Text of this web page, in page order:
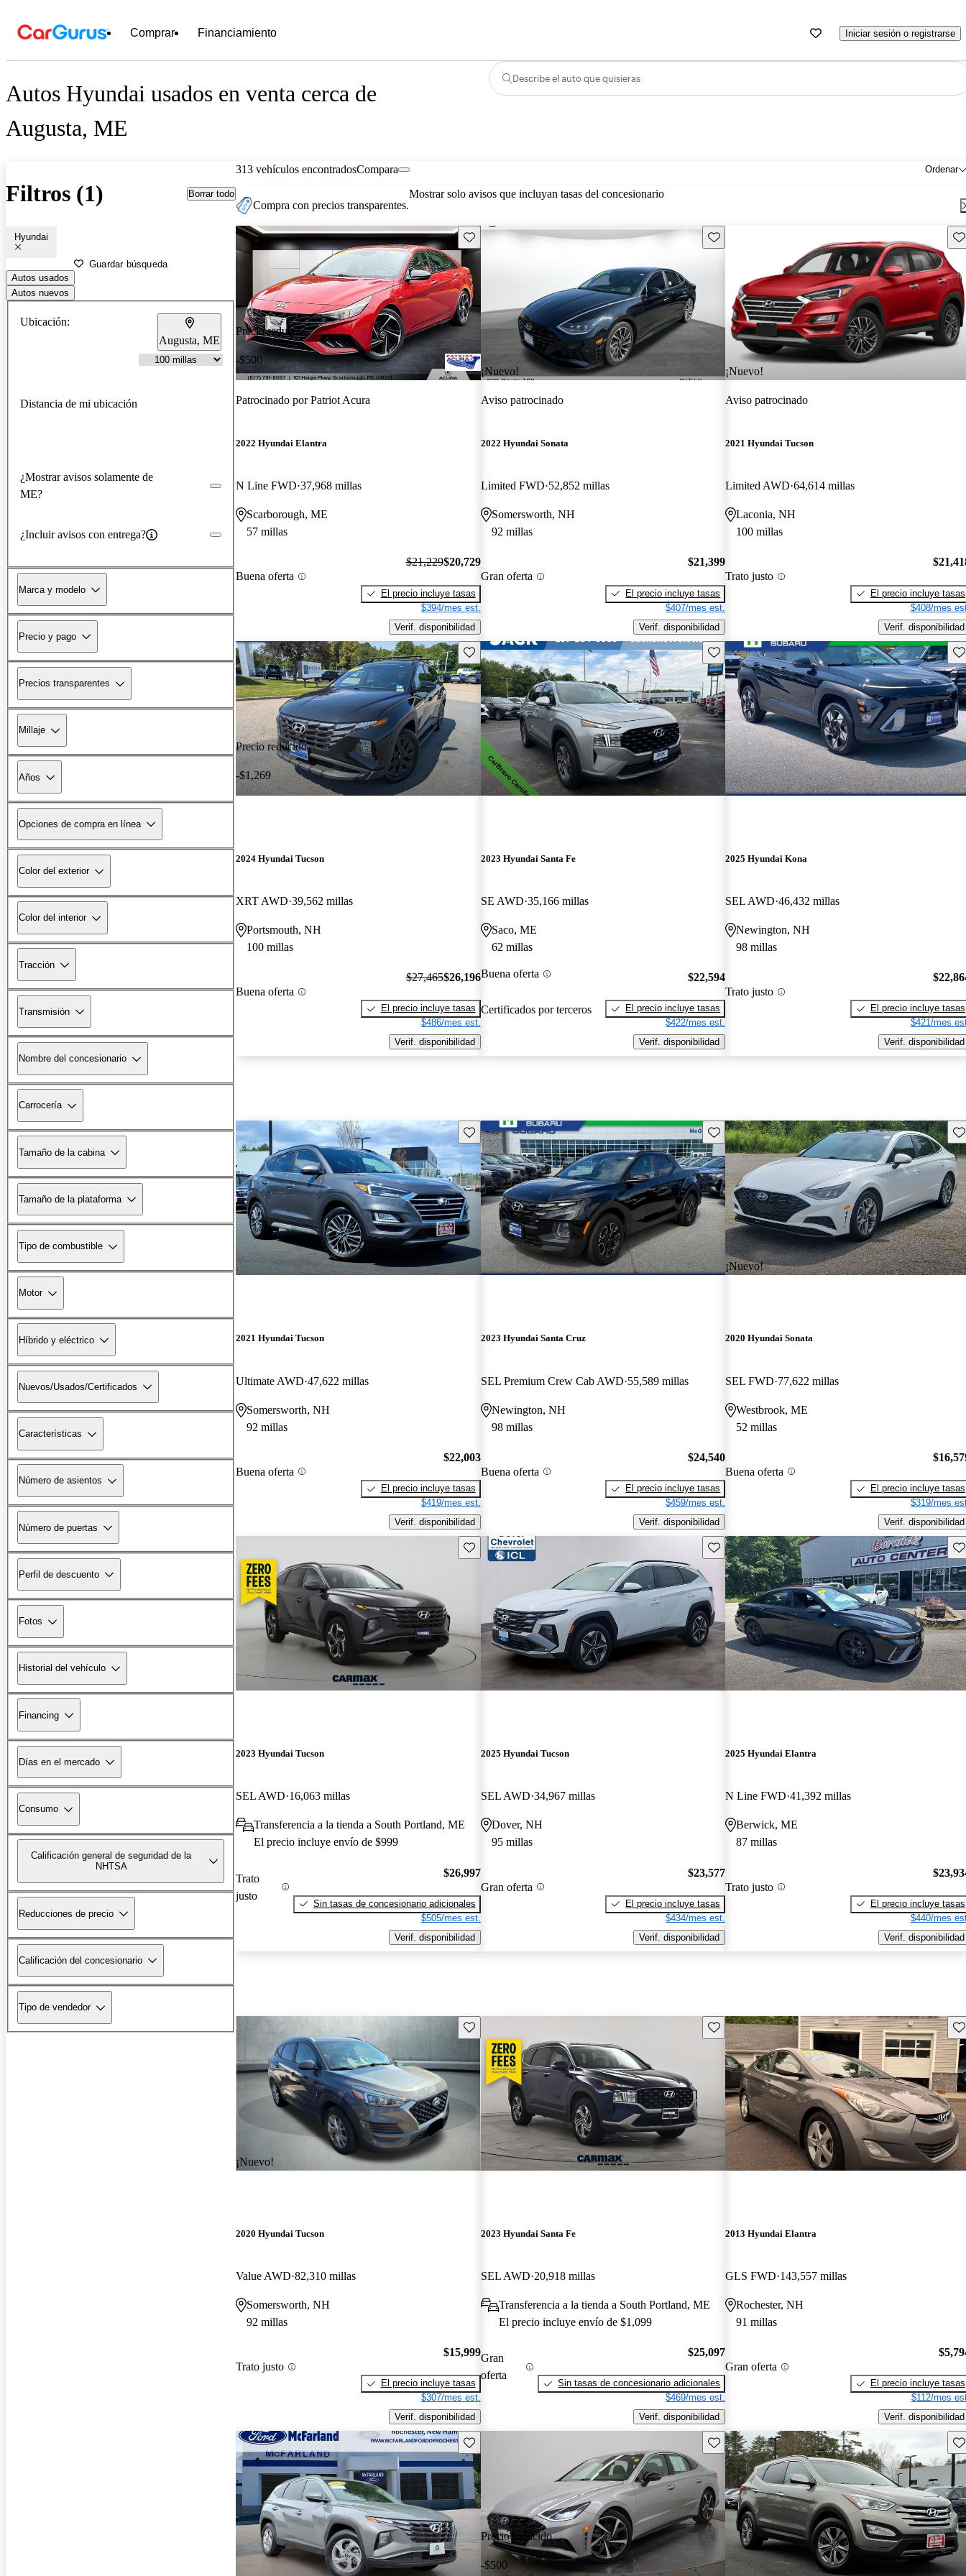
Comprar Financiamiento Iniciar sesión o registrarse
Autos Hyundai usados en venta cerca de
Augusta, ME
Describe el auto que quisieras
Filtros (1) Borrar todo
Hyundai
Guardar búsqueda
Autos usados
Autos nuevos
Ubicación:
Augusta, ME
Distancia de mi ubicación
¿Mostrar avisos solamente de
ME?
¿Incluir avisos con entrega?
Marca y modelo
Precio y pago
Precios transparentes
Millaje
Años
Opciones de compra en línea
Color del exterior
Color del interior
Tracción
Transmisión
Nombre del concesionario
Carrocería
Tamaño de la cabina
Tamaño de la plataforma
Tipo de combustible
Motor
Híbrido y eléctrico
Nuevos/Usados/Certificados
Características
Número de asientos
Número de puertas
Perfil de descuento
Fotos
Historial del vehículo
Financing
Días en el mercado
Consumo
Calificación general de seguridad de la
NHTSA
Reducciones de precio
Calificación del concesionario
Tipo de vendedor
313 vehículos encontrados Ordenar
Compara
Compra con precios transparentes.
Mostrar solo avisos que incluyan tasas del concesionario
Precio reducido
-$500
Guarda este Aviso
Patrocinado porPatriot Acura
2022 Hyundai Elantra
N Line FWD 37,968 millas
Scarborough, ME
57 millas
Buena oferta
$21,229$20,729
El precio incluye tasas
$394/mes est.
Verif. disponibilidad
¡Nuevo!
Guarda este Aviso
Aviso patrocinado
2022 Hyundai Sonata
Limited FWD 52,852 millas
Somersworth, NH
92 millas
Gran oferta
$21,399
El precio incluye tasas
$407/mes est.
Verif. disponibilidad
¡Nuevo!
Aviso patrocinado
2021 Hyundai Tucson
Limited AWD 64,614 millas
Laconia, NH
100 millas
Trato justo
El precio incluye tasas
$408/mes
Verif. disponibilidad
Precio reducido
-$1,269
Guarda este Aviso
2024 Hyundai Tucson
XRT AWD 39,562 millas
Portsmouth, NH
100 millas
Buena oferta
$27,465$26,196
El precio incluye tasas
$486/mes est.
Verif. disponibilidad
Guarda este Aviso
2023 Hyundai Santa Fe
SE AWD 35,166 millas
Saco, ME
62 millas
Buena oferta
Certificados por terceros
$22,594
El precio incluye tasas
$422/mes est.
Verif. disponibilidad
2025 Hyundai Kona
SEL AWD 46,432 millas
Newington, NH
98 millas
Trato justo
El precio incluye tasas
$421/mes
Verif. disponibilidad
Guarda este Aviso
2021 Hyundai Tucson
Ultimate AWD 47,622 millas
Somersworth, NH
92 millas
Buena oferta
$22,003
El precio incluye tasas
$419/mes est.
Verif. disponibilidad
Guarda este Aviso
2023 Hyundai Santa Cruz
SEL Premium Crew Cab AWD 55,589 millas
Newington, NH
98 millas
Buena oferta
$24,540
El precio incluye tasas
$459/mes est.
Verif. disponibilidad
¡Nuevo!
2020 Hyundai Sonata
SEL FWD 77,622 millas
Westbrook, ME
52 millas
Buena oferta
El precio incluye tasas
$319/mes
Verif. disponibilidad
Guarda este Aviso
2023 Hyundai Tucson
SEL AWD 16,063 millas
Transferencia a la tienda a South Portland, ME
El precio incluye envío de $999
Trato
justo
$26,997
Sin tasas de concesionario adicionales
$505/mes est.
Verif. disponibilidad
Guarda este Aviso
2025 Hyundai Tucson
SEL AWD 34,967 millas
Dover, NH
95 millas
Gran oferta
$23,577
El precio incluye tasas
$434/mes est.
Verif. disponibilidad
2025 Hyundai Elantra
N Line FWD 41,392 millas
Berwick, ME
87 millas
Trato justo
El precio incluye tasas
$440/mes
Verif. disponibilidad
¡Nuevo!
Guarda este Aviso
2020 Hyundai Tucson
Value AWD 82,310 millas
Somersworth, NH
92 millas
Trato justo
$15,999
El precio incluye tasas
$307/mes est.
Verif. disponibilidad
Guarda este Aviso
2023 Hyundai Santa Fe
SEL AWD 20,918 millas
Transferencia a la tienda a South Portland, ME
El precio incluye envío de $1,099
Gran
oferta
$25,097
Sin tasas de concesionario adicionales
$469/mes est.
Verif. disponibilidad
2013 Hyundai Elantra
GLS FWD 143,557 millas
Rochester, NH
91 millas
Gran oferta
El precio incluye tasas
$112/mes
Verif. disponibilidad
Guarda este Aviso
Precio reducido
-$500
Guarda este Aviso